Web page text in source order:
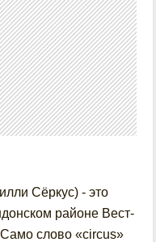
Сёркус) - это
районе Вест-
слово «circus»